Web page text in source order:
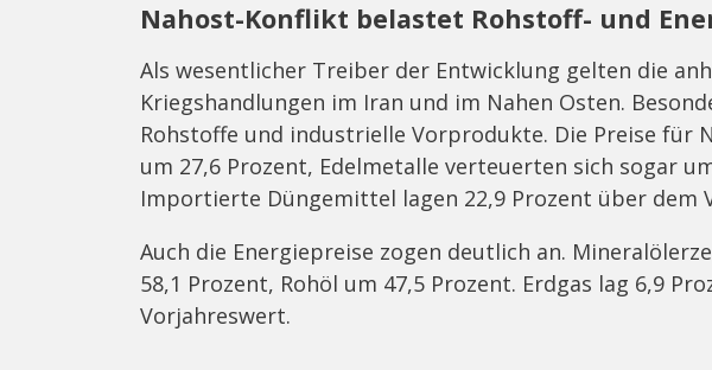
Nahost-Konflikt belastet Rohstoff- und
Als wesentlicher Treiber der Entwicklung gelten die
Kriegshandlungen im Iran und im Nahen Osten.
Rohstoffe und industrielle Vorprodukte. Die Preise für
um 27,6 Prozent, Edelmetalle verteuerten sich sogar
Importierte Düngemittel lagen 22,9 Prozent über dem
Auch die Energiepreise zogen deutlich an.
58,1 Prozent, Rohöl um 47,5 Prozent. Erdgas lag 6,9
Vorjahreswert.